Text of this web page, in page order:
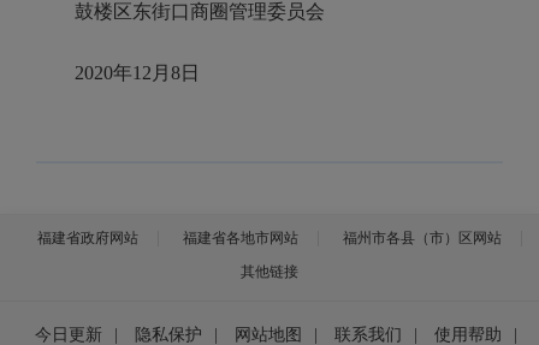
鼓楼区东街口商圈管理委员会
2020年12月8日
福建省政府网站 福建省各地市网站
福州市各县（市）区网站
其他链接
今日更新 隐私保护 网站地图 联系我们 使用帮助